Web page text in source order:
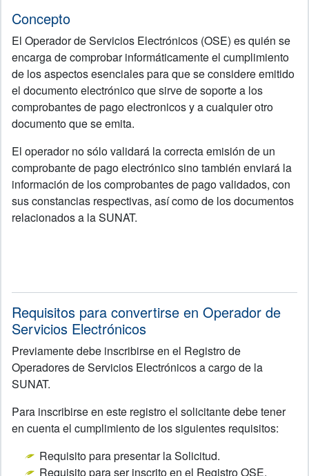
Concepto
El Operador de Servicios Electrónicos (OSE) es quién se
encarga de comprobar informáticamente el cumplimiento
de los aspectos esenciales para que se considere emitido
el documento electrónico que sirve de soporte a los
comprobantes de pago electronicos y a cualquier otro
documento que se emita.
El operador no sólo validará la correcta emisión de un
comprobante de pago electrónico sino también enviará la
información de los comprobantes de pago validados, con
sus constancias respectivas, así como de los documentos
relacionados a la SUNAT.
Requisitos para convertirse en Operador de
Servicios Electrónicos
Previamente debe inscribirse en el Registro de
Operadores de Servicios Electrónicos a cargo de la
SUNAT.
Para inscribirse en este registro el solicitante debe tener
en cuenta el cumplimiento de los siguientes requisitos:
Requisito para presentar la Solicitud.
Requisito para ser inscrito en el Registro OSE.